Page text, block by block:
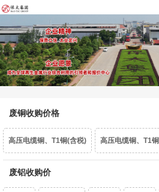
废铜收购价格
高压电缆铜、T1铜(含税) 高压电缆铜、T1铜
单线光亮铜
废铝收购价